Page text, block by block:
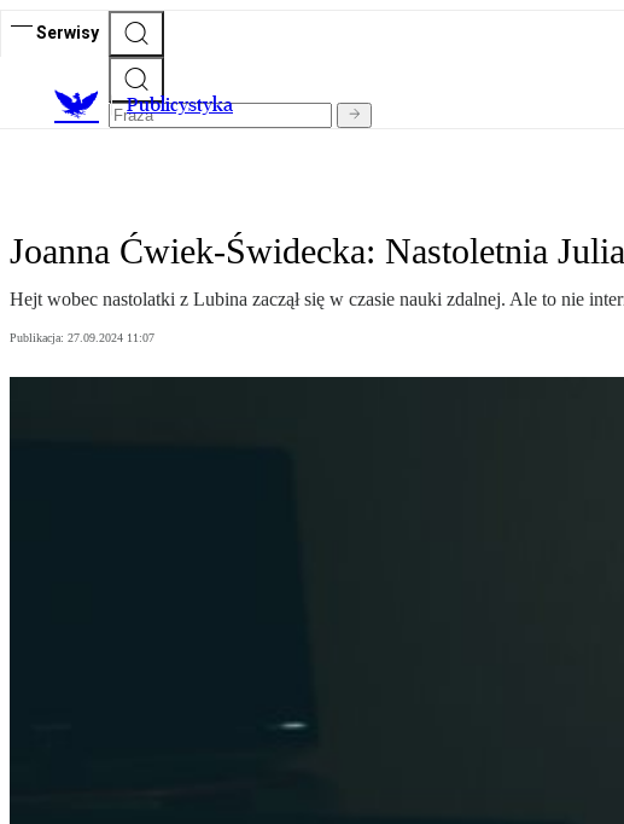
Serwisy
Publicystyka
Joanna Ćwiek-Świdecka: Nastoletnia
Hejt wobec nastolatki z Lubina zaczął się w czasie nauki zdalnej. Ale to nie
Publikacja: 27.09.2024 11:07